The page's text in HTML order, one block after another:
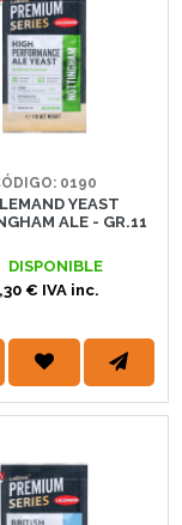
0190
YEAST
ALE - GR.11
DISPONIBLE
€ IVA inc.